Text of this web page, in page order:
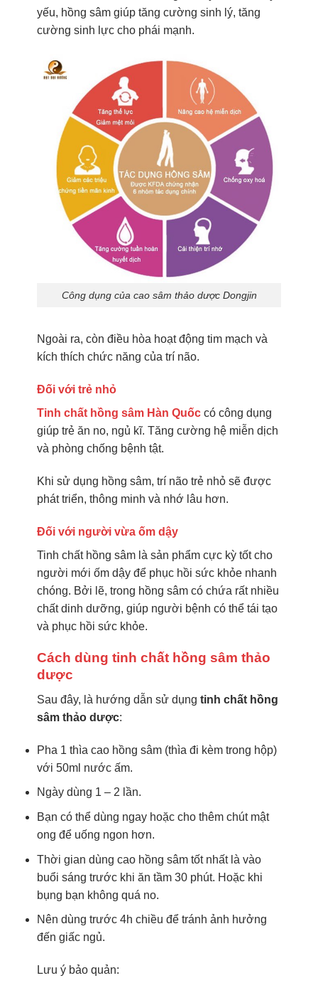
yếu, hồng sâm giúp tăng cường sinh lý, tăng
cường sinh lực cho phái mạnh.
Công dụng của cao sâm thảo dược Dongjin
Ngoài ra, còn điều hòa hoạt động tim mạch và
kích thích chức năng của trí não.
Đối với trẻ nhỏ
Tinh chất hồng sâm Hàn Quốccó công dụng
giúp trẻ ăn no, ngủ kĩ. Tăng cường hệ miễn dịch
và phòng chống bệnh tật.
Khi sử dụng hồng sâm, trí não trẻ nhỏ sẽ được
phát triển, thông minh và nhớ lâu hơn.
Đối với người vừa ốm dậy
Tinh chất hồng sâm là sản phẩm cực kỳ tốt cho
người mới ốm dậy để phục hồi sức khỏe nhanh
chóng. Bởi lẽ, trong hồng sâm có chứa rất nhiều
chất dinh dưỡng, giúp người bệnh có thể tái tạo
và phục hồi sức khỏe.
Cách dùng tinh chất hồng sâm thảo
dược
Sau đây, là hướng dẫn sử dụng tinh chất hồng
sâm thảo dược:
Pha 1 thìa cao hồng sâm (thìa đi kèm trong hộp)
với 50ml nước ấm.
Ngày dùng 1 – 2 lần.
Bạn có thể dùng ngay hoặc cho thêm chút mật
ong để uống ngon hơn.
Thời gian dùng cao hồng sâm tốt nhất là vào
buổi sáng trước khi ăn tầm 30 phút. Hoặc khi
bụng bạn không quá no.
Nên dùng trước 4h chiều để tránh ảnh hưởng
đến giấc ngủ.
Lưu ý bảo quản: